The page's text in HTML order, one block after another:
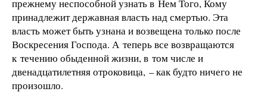
прежнему неспособной узнать в Нем Того, Кому
принадлежит державная власть над смертью. Эта
власть может быть узнана и возвещена только после
Воскресения Господа. А теперь все возвращаются
к течению обыденной жизни, в том числе и
двенадцатилетняя отроковица, – как будто ничего не
произошло.